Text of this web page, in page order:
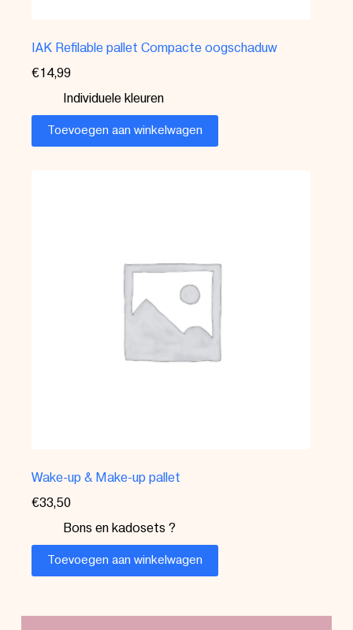
IAK Refilable pallet Compacte oogschaduw
€14,99
Individuele kleuren
Toevoegen aan winkelwagen
Wake-up & Make-up pallet
€33,50
Bons en kadosets ?
Toevoegen aan winkelwagen